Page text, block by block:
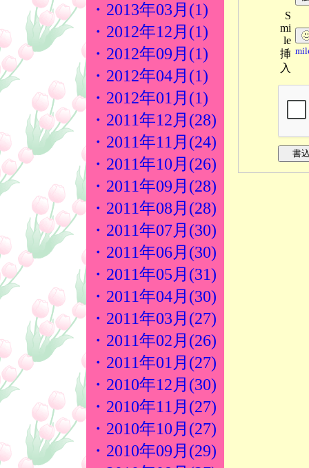
・2013年03月(1)
・2012年12月(1)
・2012年09月(1)
・2012年04月(1)
・2012年01月(1)
・2011年12月(28)
・2011年11月(24)
・2011年10月(26)
・2011年09月(28)
・2011年08月(28)
・2011年07月(30)
・2011年06月(30)
・2011年05月(31)
・2011年04月(30)
・2011年03月(27)
・2011年02月(26)
・2011年01月(27)
・2010年12月(30)
・2010年11月(27)
・2010年10月(27)
・2010年09月(29)
S
mi
le
挿
入